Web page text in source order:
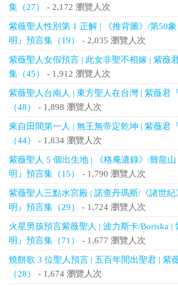
集（27）
- 2,172 瀏覽人次
紫薇聖人性別第 1 正解 | 《推背圖》/第50
明』預言集（19）
- 2,035 瀏覽人次
紫薇聖人女假預言 | 此女非聖不相嫁 | 紫薇
集（45）
- 1,912 瀏覽人次
紫薇聖人台南人 | 東方聖人在台灣 | 紫薇君
（48）
- 1,898 瀏覽人次
來自田間第一人 | 無王無帝定乾坤 | 紫薇君
（44）
- 1,834 瀏覽人次
紫薇聖人 5 個出生地 | 《格庵遺錄》/雞龍
明』預言集（15）
- 1,790 瀏覽人次
紫薇聖人三點水宮殿 | 諾查丹瑪斯/《諸世紀
明』預言集（29）
- 1,724 瀏覽人次
火星男孩預言紫薇聖人 | 波力斯卡/Boriska |
明』預言集（71）
- 1,677 瀏覽人次
燒餅歌 3 位聖人預言 | 五百年間出聖君 | 紫
（28）
- 1,674 瀏覽人次